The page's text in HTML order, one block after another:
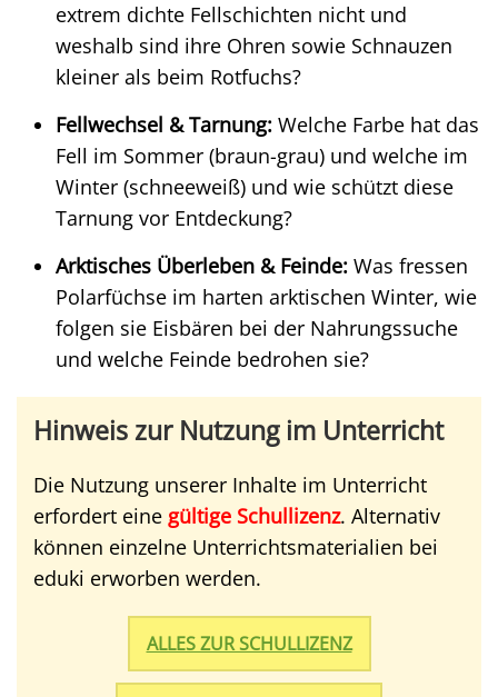
extrem dichte Fellschichten nicht und
weshalb sind ihre Ohren sowie Schnauzen
kleiner als beim Rotfuchs?
Fellwechsel & Tarnung: Welche Farbe hat das
Fell im Sommer (braun-grau) und welche im
Winter (schneeweiß) und wie schützt diese
Tarnung vor Entdeckung?
Arktisches Überleben & Feinde: Was fressen
Polarfüchse im harten arktischen Winter, wie
folgen sie Eisbären bei der Nahrungssuche
und welche Feinde bedrohen sie?
Hinweis zur Nutzung im Unterricht
Die Nutzung unserer Inhalte im Unterricht
erfordert eine gültige Schullizenz. Alternativ
können einzelne Unterrichtsmaterialien bei
eduki erworben werden.
ALLES ZUR SCHULLIZENZ